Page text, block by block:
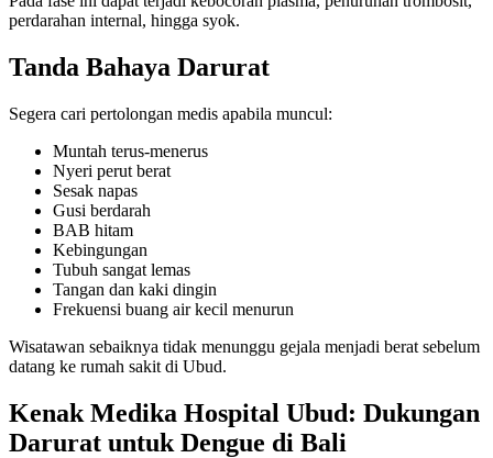
perdarahan internal, hingga syok.
Tanda Bahaya Darurat
Segera cari pertolongan medis apabila muncul:
Muntah terus-menerus
Nyeri perut berat
Sesak napas
Gusi berdarah
BAB hitam
Kebingungan
Tubuh sangat lemas
Tangan dan kaki dingin
Frekuensi buang air kecil menurun
Wisatawan sebaiknya tidak menunggu gejala menjadi berat sebelum
datang ke rumah sakit di Ubud.
Kenak Medika Hospital Ubud: Dukungan
Darurat untuk Dengue di Bali